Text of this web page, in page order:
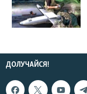
ДОЛУЧАЙСЯ!